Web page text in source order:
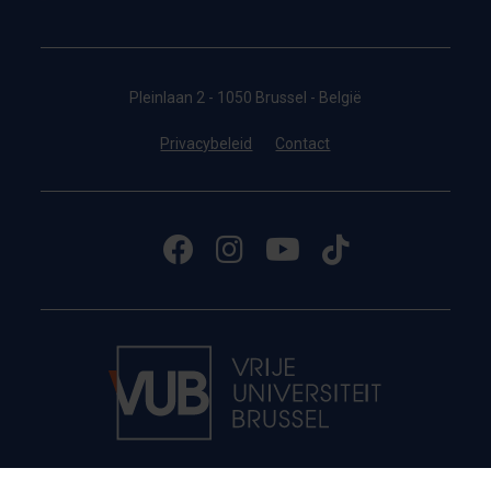
Pleinlaan 2 - 1050 Brussel - België
Privacybeleid Contact